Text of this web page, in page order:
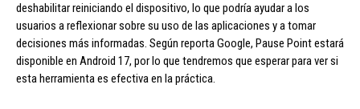
deshabilitar reiniciando el dispositivo, lo que podría ayudar a los
usuarios a reflexionar sobre su uso de las aplicaciones y a tomar
decisiones más informadas. Según reporta Google, Pause Point estará
disponible en Android 17, por lo que tendremos que esperar para ver si
esta herramienta es efectiva en la práctica.